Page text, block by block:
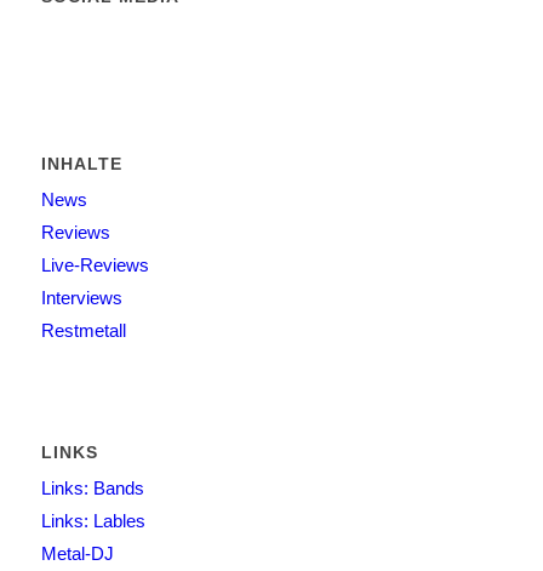
INHALTE
News
Reviews
Live-Reviews
Interviews
Restmetall
LINKS
Links: Bands
Links: Lables
Metal-DJ